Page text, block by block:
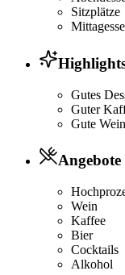
Sitzplätze
Gutes
Guter
Gute
Angebote
Wein
Kaffee
Bier
Cocktails
Alkohol